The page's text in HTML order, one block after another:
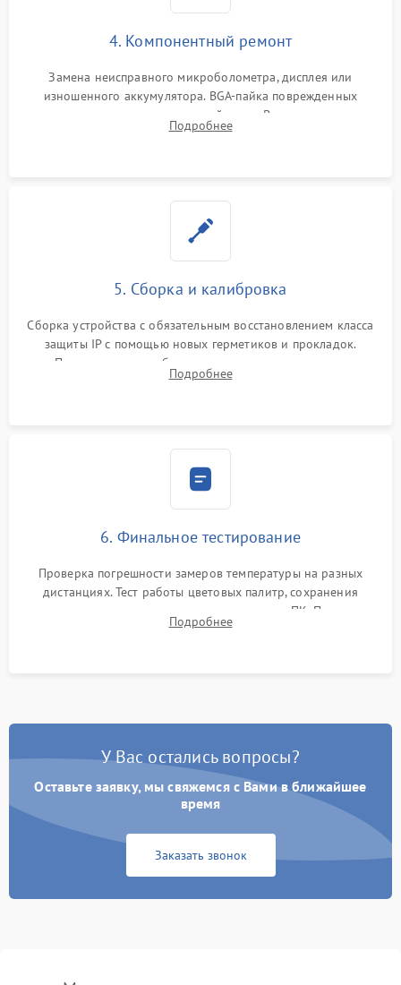
4. Компонентный ремонт
Замена неисправного микроболометра, дисплея или
изношенного аккумулятора. BGA-пайка поврежденных
контроллеров на материнской плате. Восстановление
разъемов и кнопок, замена поврежденных элементов
Подробнее
5. Сборка и калибровка
Сборка устройства с обязательным восстановлением класса
защиты IP с помощью новых герметиков и прокладок.
Программная калибровка матрицы по эталонному
абсолютно черному телу для точного измерения температур.
Подробнее
6. Финальное тестирование
Проверка погрешности замеров температуры на разных
дистанциях. Тест работы цветовых палитр, сохранения
термограмм в память и передачи данных на ПК. Проверка
автономности работы и итоговый контроль качества.
Подробнее
У Вас остались вопросы?
Оставьте заявку, мы свяжемся с Вами в ближайшее
время
Заказать звонок